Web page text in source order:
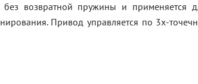
без возвратной пружины и применяется
Привод управляется по 3х-